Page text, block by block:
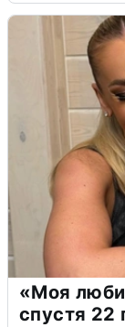
«Моя
спустя 22